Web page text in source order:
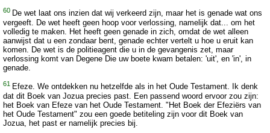
60 De wet laat ons inzien dat wij verkeerd zijn, maar het is genade wat ons
vergeeft. De wet heeft geen hoop voor verlossing, namelijk dat... om het
volledig te maken. Het heeft geen genade in zich, omdat de wet alleen
aanwijst dat u een zondaar bent, genade echter vertelt u hoe u eruit kan
komen. De wet is de politieagent die u in de gevangenis zet, maar
verlossing komt van Degene Die uw boete kwam betalen: 'uit', en 'in', in
genade.
61 Efeze. We ontdekken nu hetzelfde als in het Oude Testament. Ik denk
dat dit Boek van Jozua precies past. Een passend woord ervoor zou zijn:
het Boek van Efeze van het Oude Testament. "Het Boek der Efeziërs van
het Oude Testament" zou een goede betiteling zijn voor dit Boek van
Jozua, het past er namelijk precies bij.